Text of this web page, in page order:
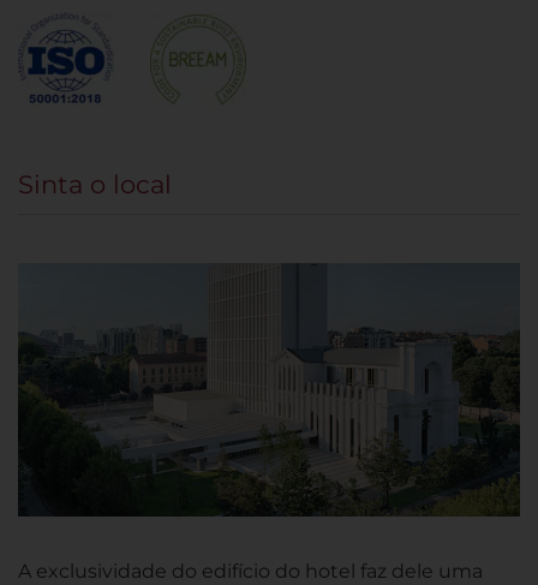
Sinta o local
A exclusividade do edifício do hotel faz dele uma